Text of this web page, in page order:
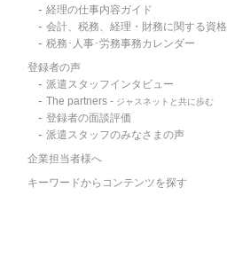
経理の仕事内容ガイド
会計、税務、経理・財務に関する資格
税務･人事･労務事務カレンダー
登録者の声
派遣スタッフインタビュー
The partners - ジャスネットと共に歩む
登録者の面談評価
派遣スタッフのみなさまの声
企業担当者様へ
キーワードからコンテンツを探す